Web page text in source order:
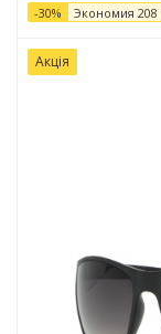
-30% Экономия 208
Акція